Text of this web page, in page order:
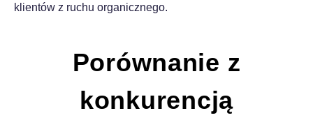
klientów z ruchu organicznego.
Porównanie z
konkurencją